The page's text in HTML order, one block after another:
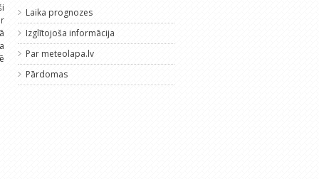
Laika prognozes
Izglītojoša informācija
Par meteolapa.lv
Pārdomas